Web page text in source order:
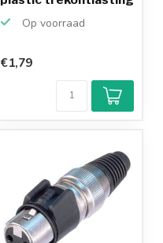
Op voorraad
€1,79